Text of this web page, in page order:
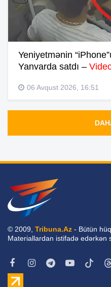
Yeniyetmənin
Yanvarda satdı –
06 Avqust 2026, 16:51
© 2009, Tribuna.Az - Bütün
Materiallardan istifadə edərkən